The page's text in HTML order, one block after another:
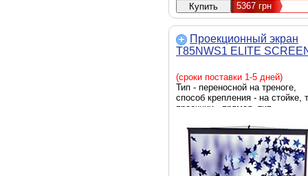
5367 грн
Проекционный экран
T85NWS1 ELITE
(сроки поставки 1-5 дней)
Тип - переносной на треноге,
способ крепления - на стойке,
проекции - прямая, тип
экрана - 150 см, высота
150 см, формат - 1:1, MaxWhite
1.1 Gain Matte